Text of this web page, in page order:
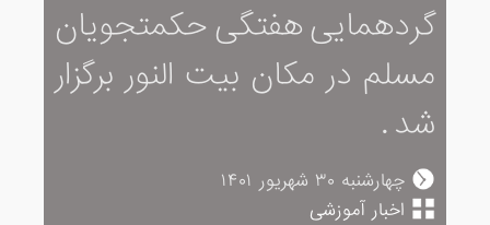
گردهمایی هفتگی حکمتجویان
مسلم در مکان بیت النور برگزار
شد .
چهارشنبه ۳۰ شهریور ۱۴۰۱
اخبار آموزشی